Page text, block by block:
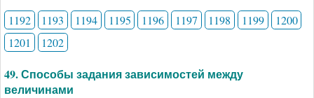
1192 1193 1194 1195 1196 1197 1198 1199
1200
1201
1202
49. Способы задания зависимостей между
величинами